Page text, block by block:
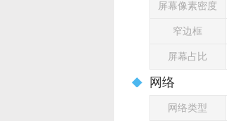
屏幕像素密度
窄边框
屏幕占比
网络
网络类型